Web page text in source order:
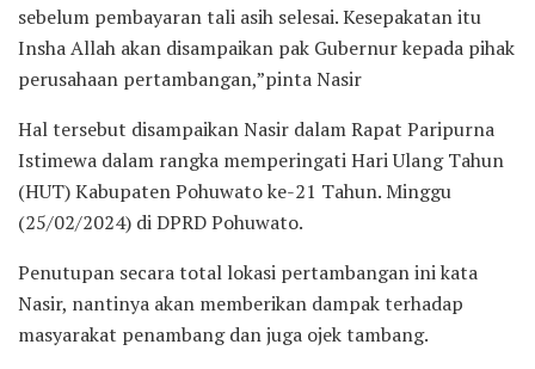
sebelum pembayaran tali asih selesai. Kesepakatan itu
Insha Allah akan disampaikan pak Gubernur kepada pihak
perusahaan pertambangan,”pinta Nasir
Hal tersebut disampaikan Nasir dalam Rapat Paripurna
Istimewa dalam rangka memperingati Hari Ulang Tahun
(HUT) Kabupaten Pohuwato ke-21 Tahun. Minggu
(25/02/2024) di DPRD Pohuwato.
Penutupan secara total lokasi pertambangan ini kata
Nasir, nantinya akan memberikan dampak terhadap
masyarakat penambang dan juga ojek tambang.